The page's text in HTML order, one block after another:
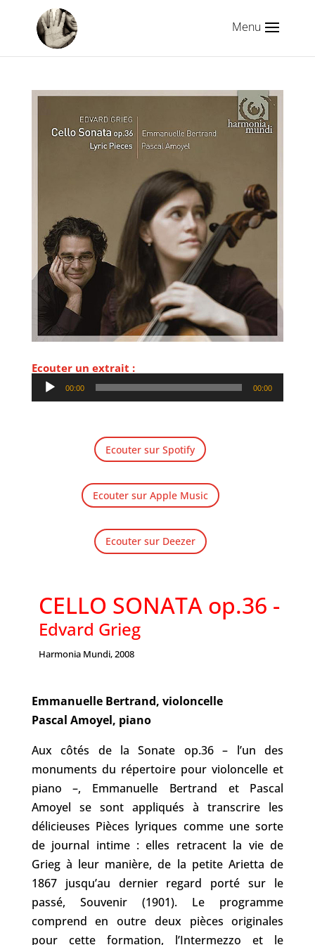
Ecouter un extrait :
Lecteur
audio
00:00 00:00
Ecouter sur Spotify
Ecouter sur Apple Music
Ecouter sur Deezer
CELLO SONATA op.36 -
Edvard Grieg
Harmonia Mundi, 2008
Emmanuelle Bertrand, violoncelle
Pascal Amoyel, piano
Aux côtés de la Sonate op.36 – l’un des
monuments du répertoire pour violoncelle et
piano –, Emmanuelle Bertrand et Pascal
Amoyel se sont appliqués à transcrire les
délicieuses Pièces lyriques comme une sorte
de journal intime : elles retracent la vie de
Grieg à leur manière, de la petite Arietta de
1867 jusqu’au dernier regard porté sur le
passé, Souvenir (1901). Le programme
comprend en outre deux pièces originales
pour cette formation, l’Intermezzo et le